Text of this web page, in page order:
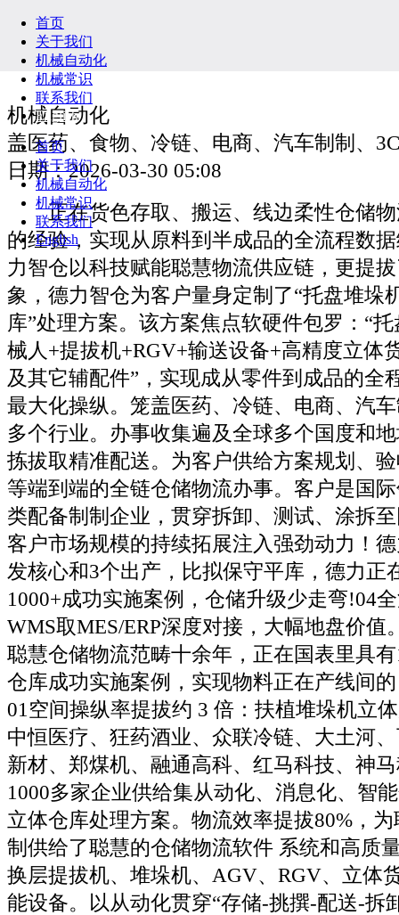
首页
关于我们
机械自动化
机械常识
联系我们
English
首页
关于我们
机械自动化
机械常识
联系我们
English
机械自动化
盖医药、食物、冷链、电商、汽车制制、
日期：2026-03-30 05:08
正在货色存取、搬运、线边柔性仓储物
的经验，实现从原料到半成品的全流程数
力智仓以科技赋能聪慧物流供应链，更提
象，德力智仓为客户量身定制了“托盘堆垛
库”处理方案。该方案焦点软硬件包罗：“
械人+提拔机+RGV+输送设备+高精度立体
及其它辅配件”，实现成从零件到成品的全
最大化操纵。笼盖医药、冷链、电商、汽
多个行业。办事收集遍及全球多个国度和
拣拔取精准配送。为客户供给方案规划、
等端到端的全链仓储物流办事。客户是国
类配备制制企业，贯穿拆卸、测试、涂拆
客户市场规模的持续拓展注入强劲动力！
发核心和3个出产，比拟保守平库，德力正
1000+成功实施案例，仓储升级少走弯!04
WMS取MES/ERP深度对接，大幅地盘价值
聪慧仓储物流范畴十余年，正在国表里具
仓库成功实施案例，实现物料正在产线间
01空间操纵率提拔约 3 倍：扶植堆垛机立
中恒医疗、狂药酒业、众联冷链、大土河
新材、郑煤机、融通高科、红马科技、神
1000多家企业供给集从动化、消息化、智
立体仓库处理方案。物流效率提拔80%，
制供给了聪慧的仓储物流软件 系统和⾼质
换层提拔机、堆垛机、AGV、RGV、⽴体
能设备。以从动化贯穿“存储-挑撰-配送-拆